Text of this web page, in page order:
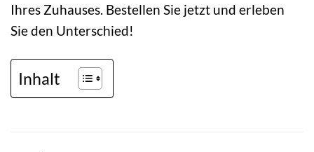
Ihres Zuhauses. Bestellen Sie jetzt und erleben
Sie den Unterschied!
Inhalt